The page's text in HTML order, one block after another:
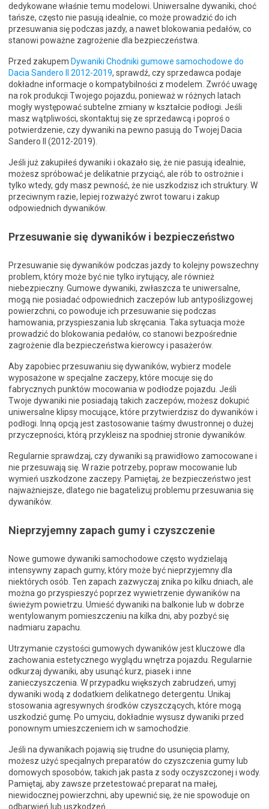
dedykowane właśnie temu modelowi. Uniwersalne dywaniki, choć
tańsze, często nie pasują idealnie, co może prowadzić do ich
przesuwania się podczas jazdy, a nawet blokowania pedałów, co
stanowi poważne zagrożenie dla bezpieczeństwa.
Przed zakupem Dywaniki Chodniki gumowe samochodowe do
Dacia Sandero II 2012-2019, sprawdź, czy sprzedawca podaje
dokładne informacje o kompatybilności z modelem. Zwróć uwagę
na rok produkcji Twojego pojazdu, ponieważ w różnych latach
mogły występować subtelne zmiany w kształcie podłogi. Jeśli
masz wątpliwości, skontaktuj się ze sprzedawcą i poproś o
potwierdzenie, czy dywaniki na pewno pasują do Twojej Dacia
Sandero II (2012-2019).
Jeśli już zakupiłeś dywaniki i okazało się, że nie pasują idealnie,
możesz spróbować je delikatnie przyciąć, ale rób to ostrożnie i
tylko wtedy, gdy masz pewność, że nie uszkodzisz ich struktury. W
przeciwnym razie, lepiej rozważyć zwrot towaru i zakup
odpowiednich dywaników.
Przesuwanie się dywaników i bezpieczeństwo
Przesuwanie się dywaników podczas jazdy to kolejny powszechny
problem, który może być nie tylko irytujący, ale również
niebezpieczny. Gumowe dywaniki, zwłaszcza te uniwersalne,
mogą nie posiadać odpowiednich zaczepów lub antypoślizgowej
powierzchni, co powoduje ich przesuwanie się podczas
hamowania, przyspieszania lub skręcania. Taka sytuacja może
prowadzić do blokowania pedałów, co stanowi bezpośrednie
zagrożenie dla bezpieczeństwa kierowcy i pasażerów.
Aby zapobiec przesuwaniu się dywaników, wybierz modele
wyposażone w specjalne zaczepy, które mocuje się do
fabrycznych punktów mocowania w podłodze pojazdu. Jeśli
Twoje dywaniki nie posiadają takich zaczepów, możesz dokupić
uniwersalne klipsy mocujące, które przytwierdzisz do dywaników i
podłogi. Inną opcją jest zastosowanie taśmy dwustronnej o dużej
przyczepności, którą przykleisz na spodniej stronie dywaników.
Regularnie sprawdzaj, czy dywaniki są prawidłowo zamocowane i
nie przesuwają się. W razie potrzeby, popraw mocowanie lub
wymień uszkodzone zaczepy. Pamiętaj, że bezpieczeństwo jest
najważniejsze, dlatego nie bagatelizuj problemu przesuwania się
dywaników.
Nieprzyjemny zapach gumy i czyszczenie
Nowe gumowe dywaniki samochodowe często wydzielają
intensywny zapach gumy, który może być nieprzyjemny dla
niektórych osób. Ten zapach zazwyczaj znika po kilku dniach, ale
można go przyspieszyć poprzez wywietrzenie dywaników na
świeżym powietrzu. Umieść dywaniki na balkonie lub w dobrze
wentylowanym pomieszczeniu na kilka dni, aby pozbyć się
nadmiaru zapachu.
Utrzymanie czystości gumowych dywaników jest kluczowe dla
zachowania estetycznego wyglądu wnętrza pojazdu. Regularnie
odkurzaj dywaniki, aby usunąć kurz, piasek i inne
zanieczyszczenia. W przypadku większych zabrudzeń, umyj
dywaniki wodą z dodatkiem delikatnego detergentu. Unikaj
stosowania agresywnych środków czyszczących, które mogą
uszkodzić gumę. Po umyciu, dokładnie wysusz dywaniki przed
ponownym umieszczeniem ich w samochodzie.
Jeśli na dywanikach pojawią się trudne do usunięcia plamy,
możesz użyć specjalnych preparatów do czyszczenia gumy lub
domowych sposobów, takich jak pasta z sody oczyszczonej i wody.
Pamiętaj, aby zawsze przetestować preparat na małej,
niewidocznej powierzchni, aby upewnić się, że nie spowoduje on
odbarwień lub uszkodzeń.